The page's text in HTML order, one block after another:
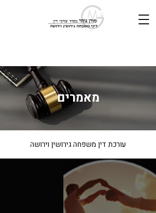
מאמרים
עורכת דין משפחה גירושין וירושה